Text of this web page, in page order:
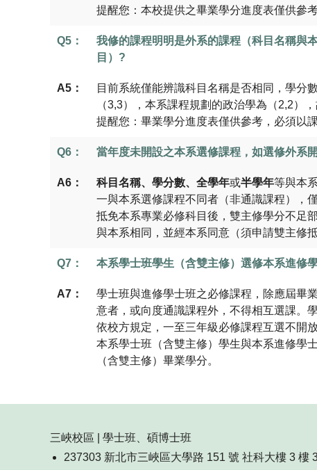
提醒您：本校提供之畢業學分進度表僅供參
Q5：
我修的課程明明是外系的課程（科目名稱與
目）?
A5： 目前系統僅能辨識科目名稱是否相同，學分數
（3,3），本系課程規劃的政治學為（2,2）
提醒您：畢業學分進度表僅供參考，必須以
Q6： 當年度未開設之本系選修課程，如選修外系
A6： 科目名稱、學分數、全學年或半學年等與本
一與本系選修課程不同者（非通識課程），
抵免本系專業必修科目後，雙主修學分不足
與本系相同，並經本系同意（須申請雙主修
Q7： 本系學士班學生（含雙主修）選修本系進修
A7：
學士班與進修學士班之必修課程，除應屆畢
意者，或向度通識課程外，不得相互選課。
依校方規定，一至三年級必修課程互選不開
本系學士班（含雙主修）學生與本系進修學
（含雙主修）畢業學分。
三峽校區 | 學士班、碩博士班
237303 新北市三峽區大學路 151 號 社科大樓 3 樓